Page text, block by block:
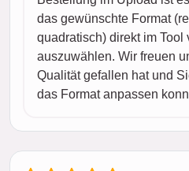
das gewünschte Format
quadratisch) direkt im Tool
auszuwählen. Wir freuen
Qualität gefallen hat und
das Format anpassen